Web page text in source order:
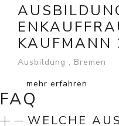
Ausbildung , Bremen
mehr erfahren
FAQ
WELCHE